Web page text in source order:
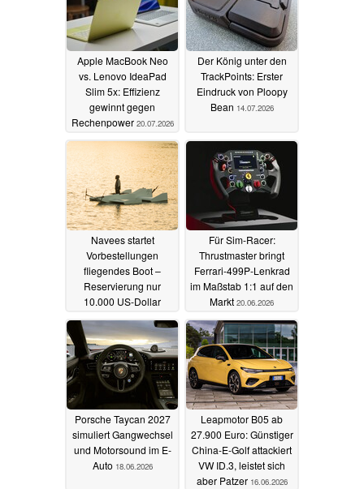
Apple MacBook Neo
vs. Lenovo IdeaPad
Slim 5x: Effizienz
gewinnt gegen
Rechenpower 20.07.2026
Der König unter den
TrackPoints: Erster
Eindruck von Ploopy
Bean 14.07.2026
Navees startet
Vorbestellungen
fliegendes Boot –
Reservierung nur
10.000 US-Dollar
04.07.2026
Für Sim-Racer:
Thrustmaster bringt
Ferrari-499P-Lenkrad
im Maßstab 1:1 auf den
Markt 20.06.2026
Porsche Taycan 2027
simuliert Gangwechsel
und Motorsound im E-
Auto 18.06.2026
Leapmotor B05 ab
27.900 Euro: Günstiger
China-E-Golf attackiert
VW ID.3, leistet sich
aber Patzer 16.06.2026